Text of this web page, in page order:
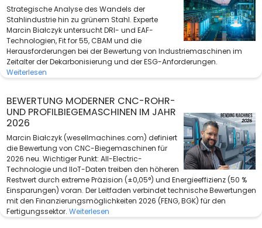
Strategische Analyse des Wandels der
Stahlindustrie hin zu grünem Stahl. Experte
Marcin Białczyk untersucht DRI- und EAF-
Technologien, Fit for 55, CBAM und die
Herausforderungen bei der Bewertung von Industriemaschinen im
Zeitalter der Dekarbonisierung und der ESG-Anforderungen.
Weiterlesen
BEWERTUNG MODERNER CNC-ROHR-
UND PROFILBIEGEMASCHINEN IM JAHR
2026
Marcin Białczyk (wesellmachines.com) definiert
die Bewertung von CNC-Biegemaschinen für
2026 neu. Wichtiger Punkt: All-Electric-
Technologie und IIoT-Daten treiben den höheren
Restwert durch extreme Präzision (±0,05°) und Energieeffizienz (50 %
Einsparungen) voran. Der Leitfaden verbindet technische Bewertungen
mit den Finanzierungsmöglichkeiten 2026 (FENG, BGK) für den
Fertigungssektor. Weiterlesen